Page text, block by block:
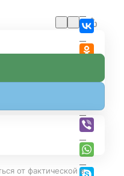
от фактической в